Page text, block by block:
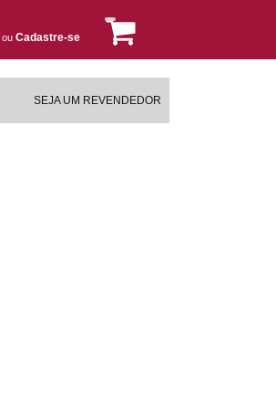
ou Cadastre-se
SEJA UM REVENDEDOR